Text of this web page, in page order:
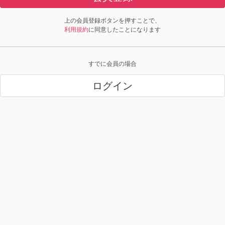
上の会員登録ボタンを押すことで、
利用規約に同意したことになります
すでに会員の場合
ログイン